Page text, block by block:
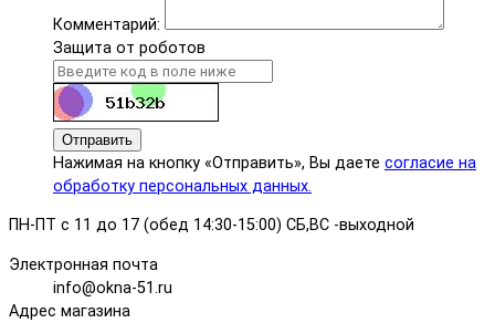
Комментарий:
Защита от роботов
Отправить
Нажимая на кнопку «Отправить», Вы даете согласие на
обработку персональных данных.
ПН-ПТ с 11 до 17 (обед 14:30-15:00) СБ,ВС -выходной
Электронная почта
info@okna-51.ru
Адрес магазина